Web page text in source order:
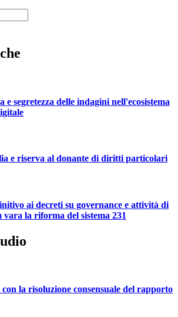
e segretezza delle indagini nell'ecosistema
e riserva al donante di diritti particolari
ai decreti su governance e attività di
la riforma del sistema 231
la risoluzione consensuale del rapporto